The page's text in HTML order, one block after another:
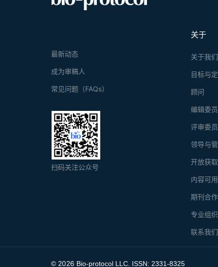
关于
关于我们
目标与
顾问
编辑委
评审委
领导与
开放获
内容可
期刊合
专业组
联系我们
最新动态
成为审稿人
常见问题（FAQs）
扫码关注公众号
© 2026 Bio-protocol LLC. ISSN: 2331-8325